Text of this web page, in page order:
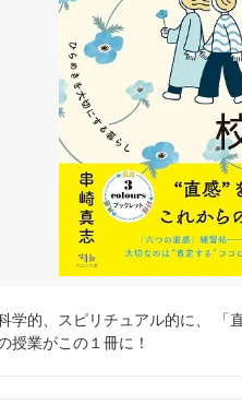
学的、スピリチュアル的に、 「
授業がこの１冊に！